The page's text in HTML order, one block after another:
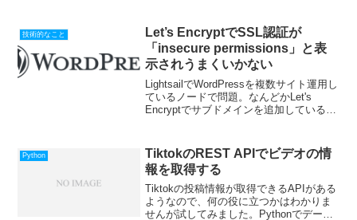
技術的なこと
Let’s EncryptでSSL認証が
「insecure permissions」と表
示されうまくいかない
LightsailでWordPressを複数サイト運用し
ているノードで問題。なんどかLet's
Encryptでサブドメインを追加しているけ
ッセージも出るけどよーわから...
Python
TiktokのREST APIでビデオの情
報を取得する
Tiktokの投稿情報が取得できるAPIがある
ようなので、何の役に立つかはわかりま
せんが試してみました。Pythonでデータ